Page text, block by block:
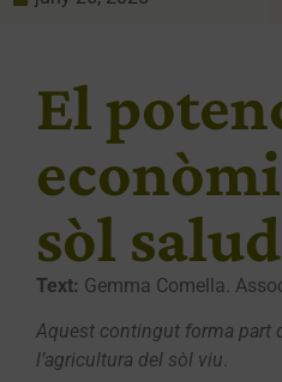
El
sòl
Text: Gemma Comella.
Aquest contingut forma part
l’agricultura del sòl viu.